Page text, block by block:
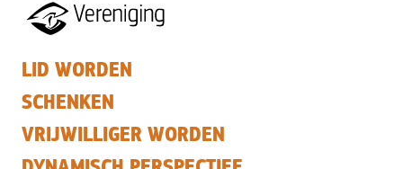
LID WORDEN
SCHENKEN
VRIJWILLIGER WORDEN